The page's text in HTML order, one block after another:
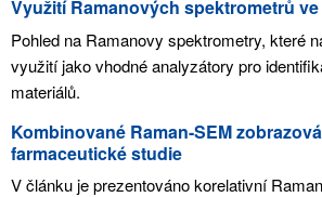
Využití Ramanových spektrometrů
Pohled na Ramanovy spektrometry, které
využití jako vhodné analyzátory pro
materiálů.
Kombinované Raman-SEM
farmaceutické studie
V článku je prezentováno korelativní